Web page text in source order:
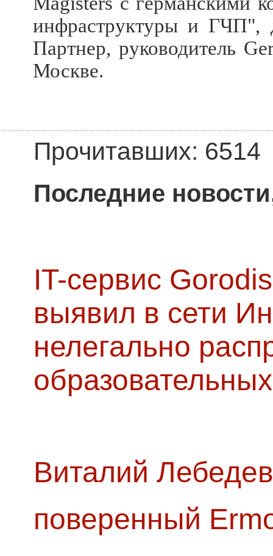
инфраструктуры и ГЧП",
Партнер, руководитель
Москве.
Прочитавших: 6514
Последние
IT-сервис
выявил в сети
нелегально
Виталий
поверенный